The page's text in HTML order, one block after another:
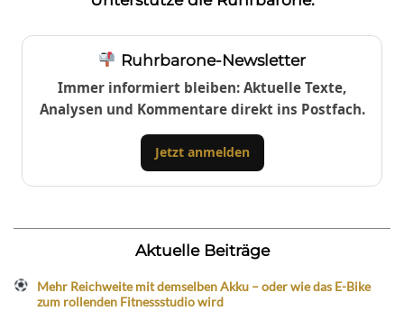
Ruhrbarone-Newsletter
Immer informiert bleiben: Aktuelle Texte,
Analysen und Kommentare direkt ins Postfach.
Jetzt anmelden
Aktuelle Beiträge
Mehr Reichweite mit demselben Akku – oder wie das E-Bike
zum rollenden Fitnessstudio wird